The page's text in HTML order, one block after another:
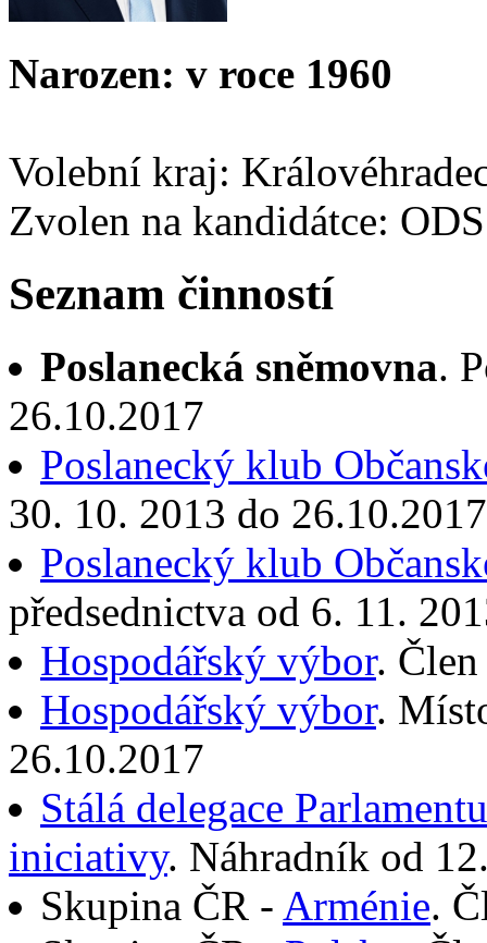
Narozen: v roce 1960
Volební kraj:
Zvolen na kandidátce: ODS
Seznam činností
Poslanecká sněmovna.
26.10.2017
Poslanecký klub
30. 10. 2013 do 26.10.2017
Poslanecký klub
předsednictva od 6. 11.
Hospodářský výbor.
Hospodářský výbor.
26.10.2017
Stálá delegace
iniciativy. Náhradník od
Skupina ČR - Arménie.